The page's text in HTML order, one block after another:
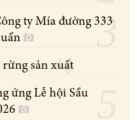
ty Mía đường 333
Phát hiện vụ phá hơn 9000 m2 rừng sản xuất
ứng Lễ hội Sầu